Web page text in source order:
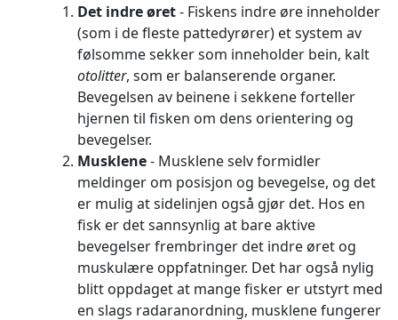
Det indre øret- Fiskens indre øre inneholder
(som i de fleste pattedyrører) et system av
følsomme sekker som inneholder bein, kalt
otolitter, som er balanserende organer.
Bevegelsen av beinene i sekkene forteller
hjernen til fisken om dens orientering og
bevegelser.
Musklene- Musklene selv formidler
meldinger om posisjon og bevegelse, og det
er mulig at sidelinjen også gjør det. Hos en
fisk er det sannsynlig at bare aktive
bevegelser frembringer det indre øret og
muskulære oppfatninger. Det har også nylig
blitt oppdaget at mange fisker er utstyrt med
en slags radaranordning, musklene fungerer